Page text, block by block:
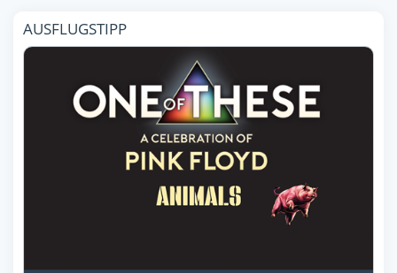
AUSFLUGSTIPP